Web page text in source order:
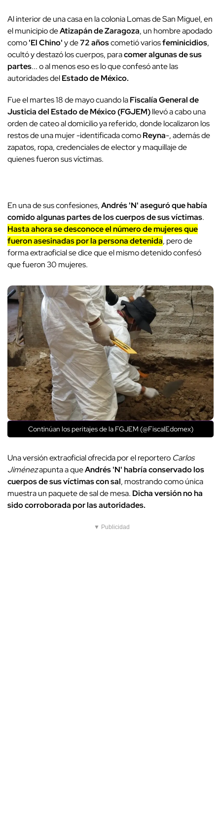
Al interior de una casa en la colonia Lomas de San Miguel, en
el municipio deAtizapán de Zaragoza, un hombre apodado
como'El Chino'y de72 añoscometió variosfeminicidios,
ocultó y destazó los cuerpos, paracomer algunas de sus
partes... o al menos eso es lo que confesó ante las
autoridades delEstado de México.
Fue el martes 18 de mayo cuando laFiscalía General de
Justicia del Estado de México (FGJEM)llevó a cabo una
orden de cateo al domicilio ya referido, donde localizaron los
restos de una mujer -identificada comoReyna-, además de
zapatos, ropa, credenciales de elector y maquillaje de
quienes fueron sus víctimas.
En una de sus confesiones,Andrés 'N' aseguró que había
comido algunas partes de los cuerpos de sus víctimas.
Hasta ahora se desconoce el número de mujeres que
fueron asesinadas por la persona detenida, pero de
forma extraoficial se dice que el mismo detenido confesó
que fueron 30 mujeres.
Continúan los peritajes de la FGJEM (@FiscalEdomex)
Una versión extraoficial ofrecida por el reportero Carlos
Jiménezapunta a queAndrés 'N' habría conservado los
cuerpos de sus víctimas con sal, mostrando como única
muestra un paquete de sal de mesa. Dicha versión no ha
sido corroborada por las autoridades.
▼ Publicidad